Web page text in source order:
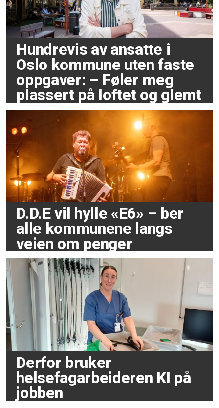
Hundrevis av ansatte i
Oslo kommune uten faste
oppgaver: – Føler meg
plassert på loftet og glemt
D.D.E vil hylle «E6» – ber
alle kommunene langs
veien om penger
Derfor bruker
helsefagarbeideren KI på
jobben